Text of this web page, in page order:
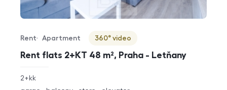
Rent flats 2+KT 48 m², Praha - Letňany
Offer type
Rent
Property type
Apartment
Virtuální prohlídka
360° video
rozměry
2+kk